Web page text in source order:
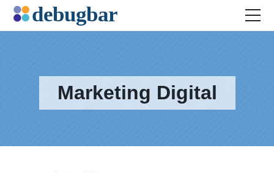
Marketing Digital
Actualidad
Desarollo Web
Marketing Digital